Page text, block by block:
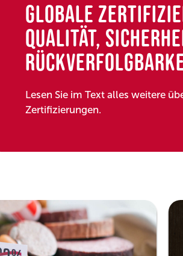
GLOBALE
QUALITÄT,
Lesen Sie im Text alles weitere
Zertifizierungen.